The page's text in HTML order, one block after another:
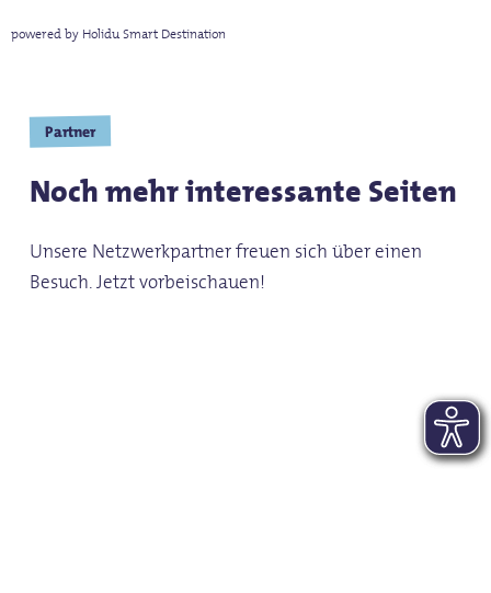
powered by Holidu Smart Destination
Partner
Noch mehr interessante Seiten
Unsere Netzwerkpartner freuen sich über einen
Besuch. Jetzt vorbeischauen!